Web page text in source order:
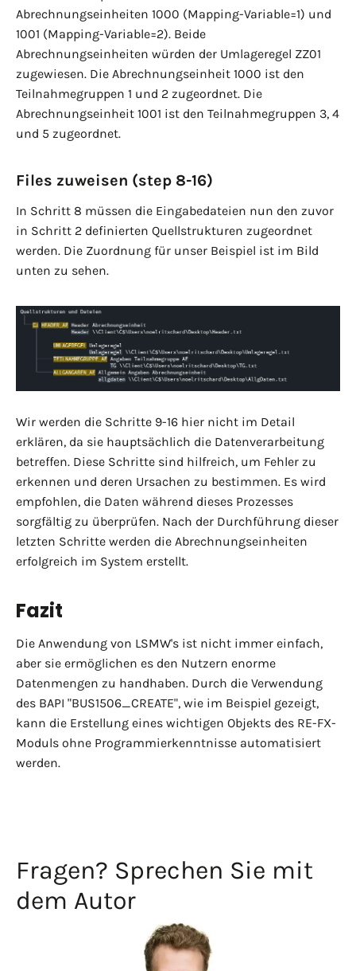
Abrechnungseinheiten 1000 (Mapping-Variable=1) und
1001 (Mapping-Variable=2). Beide
Abrechnungseinheiten würden der Umlageregel ZZ01
zugewiesen. Die Abrechnungseinheit 1000 ist den
Teilnahmegruppen 1 und 2 zugeordnet. Die
Abrechnungseinheit 1001 ist den Teilnahmegruppen 3, 4
und 5 zugeordnet.
Files zuweisen (step 8-16)
In Schritt 8 müssen die Eingabedateien nun den zuvor
in Schritt 2 definierten Quellstrukturen zugeordnet
werden. Die Zuordnung für unser Beispiel ist im Bild
unten zu sehen.
Wir werden die Schritte 9-16 hier nicht im Detail
erklären, da sie hauptsächlich die Datenverarbeitung
betreffen. Diese Schritte sind hilfreich, um Fehler zu
erkennen und deren Ursachen zu bestimmen. Es wird
empfohlen, die Daten während dieses Prozesses
sorgfältig zu überprüfen. Nach der Durchführung dieser
letzten Schritte werden die Abrechnungseinheiten
erfolgreich im System erstellt.
Fazit
Die Anwendung von LSMW's ist nicht immer einfach,
aber sie ermöglichen es den Nutzern enorme
Datenmengen zu handhaben. Durch die Verwendung
des BAPI "BUS1506_CREATE", wie im Beispiel gezeigt,
kann die Erstellung eines wichtigen Objekts des RE-FX-
Moduls ohne Programmierkenntnisse automatisiert
werden.
Fragen? Sprechen Sie mit
dem Autor